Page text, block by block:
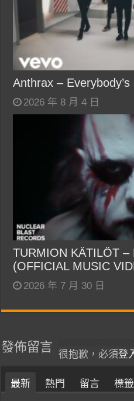
Anthrax – Everybody’s
2026 年 8 月 4 日
TURMION KÄTILÖT –
(OFFICIAL MUSIC
2026 年 7 月 30 日
發佈留言
很抱歉，必須登
最新 熱門 留言 標籤